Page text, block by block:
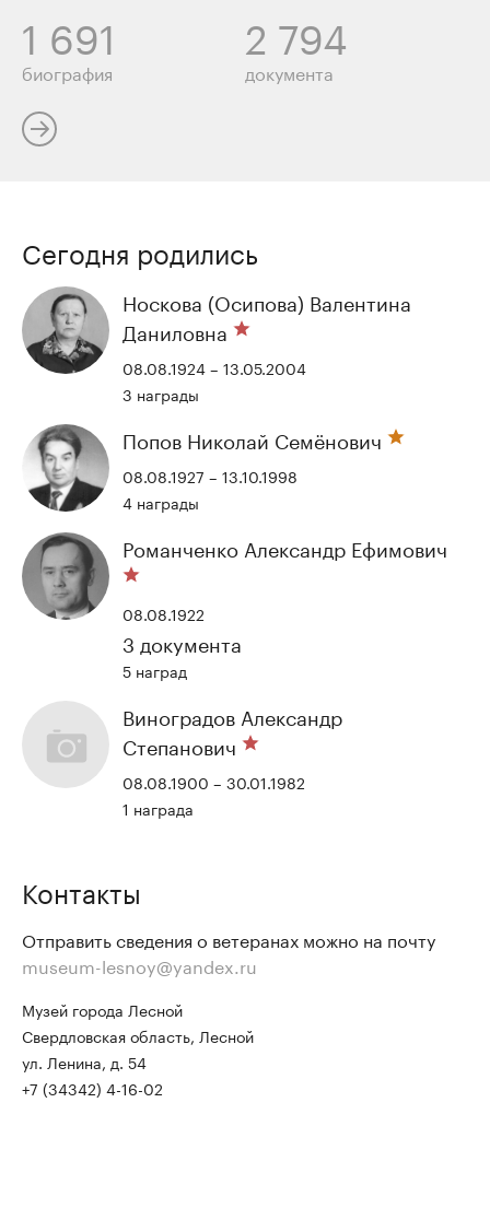
1 691
биография
2 794
документа
Сегодня родились
Носкова (Осипова) Валентина
Даниловна
08.08.1924 – 13.05.2004
3 награды
Попов Николай Семёнович
08.08.1927 – 13.10.1998
4 награды
Романченко Александр Ефимович
08.08.1922
3 документа
5 наград
Виноградов Александр
Степанович
08.08.1900 – 30.01.1982
1 награда
Контакты
Отправить сведения о ветеранах можно на почту
museum-lesnoy@yandex.ru
Музей города Лесной
Свердловская область, Лесной
ул. Ленина, д. 54
+7 (34342) 4-16-02